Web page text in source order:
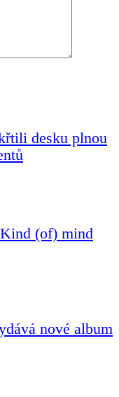
desku plnou
(of) mind
nové album